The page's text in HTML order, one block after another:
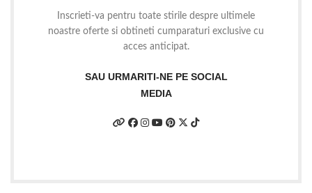
Inscrieti-va pentru toate stirile despre ultimele
noastre oferte si obtineti cumparaturi exclusive cu
acces anticipat.
SAU URMARITI-NE PE SOCIAL
MEDIA